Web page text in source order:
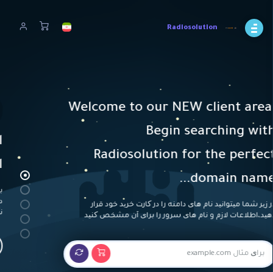
Radiosolution
داغ!
We provide a 50% discount for students, teachers and
از بین پکیج ها متنوع هاست
اشتراکی، انتخاب کنید
با اعتماد به ما در مورد نیازهای تجاری خود ، ما به شما قول می
دهیم که 99.9 از خدمات خود را ارائه دهیم ، خارج از هر گونه تعمیر و
نگهداری استاندارد که ممکن است ارائه دهیم